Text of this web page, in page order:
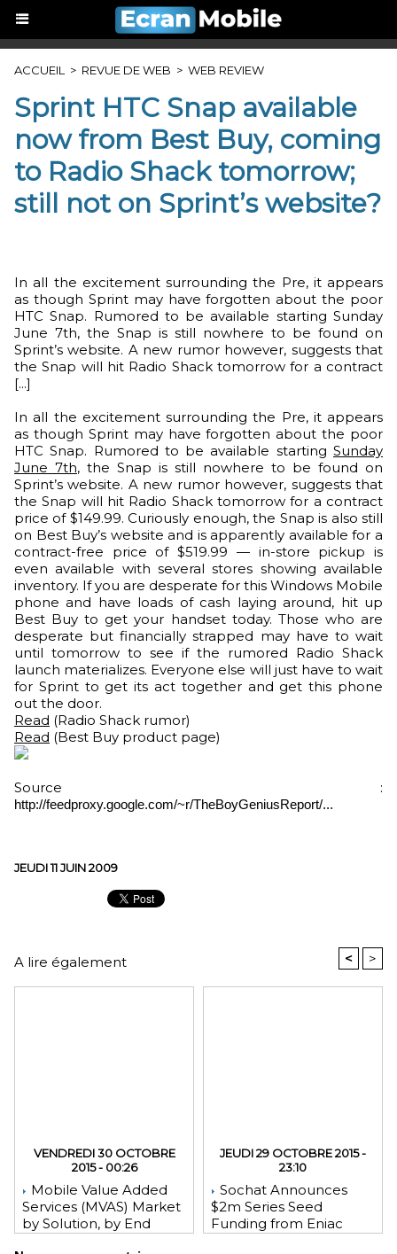
ACCUEIL > REVUE DE WEB > WEB REVIEW
Sprint HTC Snap available
now from Best Buy, coming
to Radio Shack tomorrow;
still not on Sprint’s website?
In all the excitement surrounding the Pre, it appears
as though Sprint may have forgotten about the poor
HTC Snap. Rumored to be available starting Sunday
June 7th, the Snap is still nowhere to be found on
Sprint’s website. A new rumor however, suggests that
the Snap will hit Radio Shack tomorrow for a contract
[...]
In all the excitement surrounding the Pre, it appears
as though Sprint may have forgotten about the poor
HTC Snap. Rumored to be available starting Sunday
June 7th, the Snap is still nowhere to be found on
Sprint’s website. A new rumor however, suggests that
the Snap will hit Radio Shack tomorrow for a contract
price of $149.99. Curiously enough, the Snap is also still
on Best Buy’s website and is apparently available for a
contract-free price of $519.99 — in-store pickup is
even available with several stores showing available
inventory. If you are desperate for this Windows Mobile
phone and have loads of cash laying around, hit up
Best Buy to get your handset today. Those who are
desperate but financially strapped may have to wait
until tomorrow to see if the rumored Radio Shack
launch materializes. Everyone else will just have to wait
for Sprint to get its act together and get this phone
out the door.
Read (Radio Shack rumor)
Read (Best Buy product page)
Source :
http://feedproxy.google.com/~r/TheBoyGeniusReport/...
JEUDI 11 JUIN 2009
A lire également < >
VENDREDI 30 OCTOBRE
2015 - 00:26
Mobile Value Added
Services (MVAS) Market
by Solution, by End
JEUDI 29 OCTOBRE 2015 -
23:10
Sochat Announces
$2m Series Seed
Funding from Eniac